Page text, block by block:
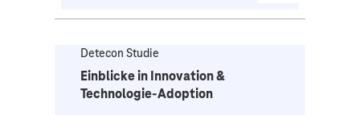
Unternehmens- & Digitalstrategie
Automobil
Energie
Fertigungsindustrie
Telekommunikation
Detecon Studie
Einblicke in Innovation &
Technologie-Adoption